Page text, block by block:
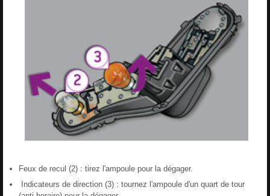
Feux de recul (2) : tirez l'ampoule pour la dégager.
Indicateurs de direction (3) : tournez l'ampoule d'un quart de tour